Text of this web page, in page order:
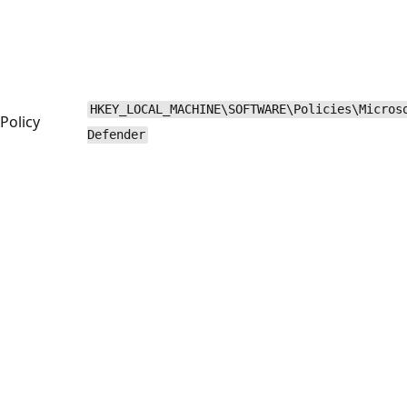
Policy
Defender